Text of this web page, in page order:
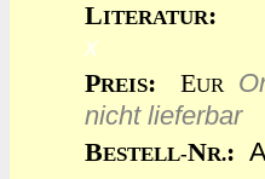
LITERATUR:
x
PREIS: EUR
nicht lieferbar
BESTELL-NR.: